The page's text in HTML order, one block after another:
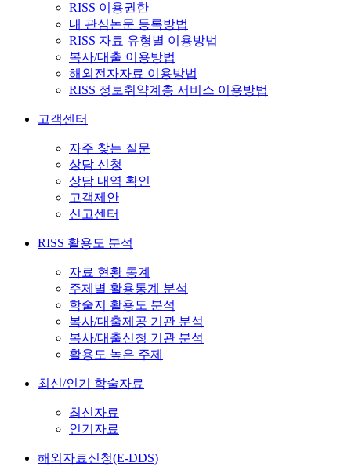
RISS 이용권한
내 관심논문 등록방법
RISS 자료 유형별 이용방법
복사/대출 이용방법
해외전자자료 이용방법
RISS 정보취약계층 서비스 이용방법
고객센터
자주 찾는 질문
상담 신청
상담 내역 확인
고객제안
신고센터
RISS 활용도 분석
자료 현황 통계
주제별 활용통계 분석
학술지 활용도 분석
복사/대출제공 기관 분석
복사/대출신청 기관 분석
활용도 높은 주제
최신/인기 학술자료
최신자료
인기자료
해외자료신청(E-DDS)